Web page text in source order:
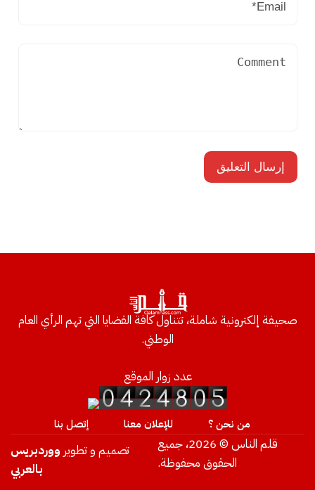
صحيفة إلكترونية شاملة، تتناول كافة القضايا التي تهم الرأي العام
الوطني.
عدد زوار الموقع
من نحن ؟ للإعلان معنا إتصل بنا
قلم الناس © 2026، جميع
الحقوق محفوظة.
تصميم و تطوير ووردبريس
بالعربي